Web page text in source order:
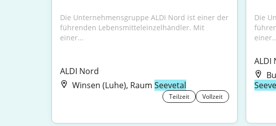
Die Unternehmensgruppe ALDI Nord ist einer der
führenden Lebensmitteleinzelhändler. Mit
einer...
ALDI Nord
Winsen (Luhe), Raum Seevetal
Teilzeit Vollzeit
Die
ALDI